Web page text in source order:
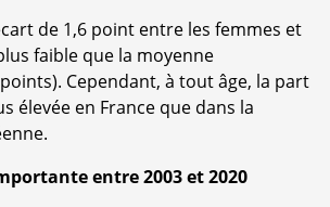
de 1,6 point entre les femmes et
faible que la moyenne
Cependant, à tout âge, la part
élevée en France que dans la
entre 2003 et 2020